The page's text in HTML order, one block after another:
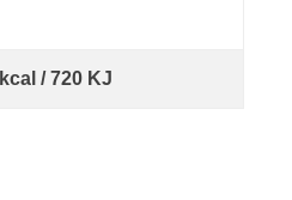
/ 720 KJ